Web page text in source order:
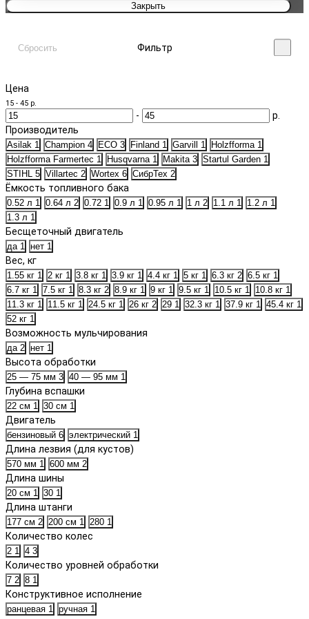
Закрыть
Фильтр
Сбросить
15 - 45 р.
Цена
-
р.
Производитель
Asilak 1 Champion 4 ECO 3 Finland 1 Garvill 1 Holzfforma 1
Holzfforma Farmertec 1 Husqvarna 1 Makita 3 Startul Garden 1
STIHL 5 Villartec 2 Wortex 6 СибрТех 2
Ёмкость топливного бака
0.52 л 1 0.64 л 2 0.72 1 0.9 л 1 0.95 л 1 1 л 2 1.1 л 1 1.2 л 1
1.3 л 1
Бесщеточный двигатель
да 1 нет 1
Вес, кг
1.55 кг 1 2 кг 1 3.8 кг 1 3.9 кг 1 4.4 кг 1 5 кг 1 6.3 кг 2 6.5 кг 1
6.7 кг 1 7.5 кг 1 8.3 кг 2 8.9 кг 1 9 кг 1 9.5 кг 1 10.5 кг 1 10.8 кг 1
11.3 кг 1 11.5 кг 1 24.5 кг 1 26 кг 2 29 1 32.3 кг 1 37.9 кг 1 45.4 кг 1
52 кг 1
Возможность мульчирования
да 2 нет 1
Высота обработки
25 — 75 мм 3 40 — 95 мм 1
Глубина вспашки
22 см 1 30 см 1
Двигатель
бензиновый 6 электрический 1
Длина лезвия (для кустов)
570 мм 1 600 мм 2
Длина шины
20 см 1 30 1
Длина штанги
177 см 2 200 см 1 280 1
Количество колес
2 1 4 3
Количество уровней обработки
7 2 8 1
Конструктивное исполнение
ранцевая 1 ручная 1